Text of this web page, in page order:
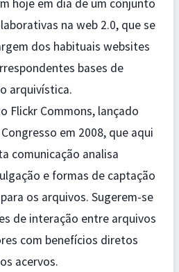
hoje em dia de um conjunto
na web 2.0, que se
dos habituais websites
bases de
arquivística.
Flickr Commons, lançado
em 2008, que aqui
comunicação analisa
e formas de captação
os arquivos. Sugerem-se
de interação entre arquivos
com benefícios diretos
acervos.